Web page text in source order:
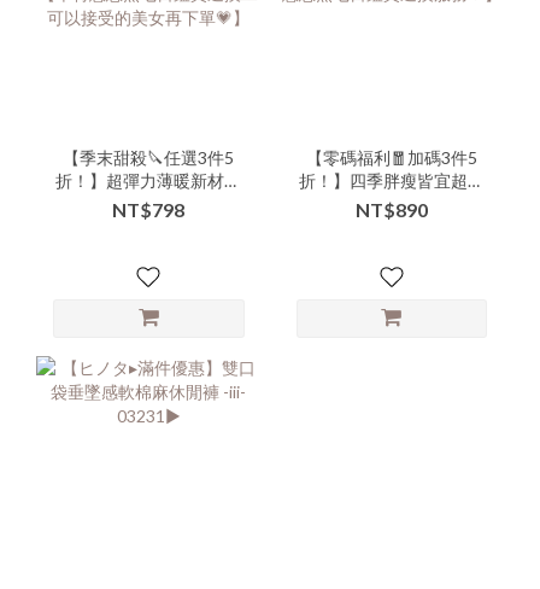
【季末甜殺🔪任選3件5
折！】超彈力薄暖新材質
高腰收腹顯瘦皮褲-xxx-
312301▶ 【本特惠恕無七
美女再下單💗】
NT$798
【零碼福利🧧加碼3件5
折！】四季胖瘦皆宜超修
身彈力寬褲-xxx-305401▶
【本特惠恕無七日鑑賞退
NT$890